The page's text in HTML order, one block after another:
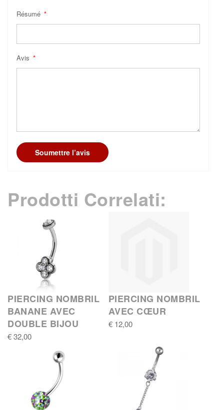
Résumé
Avis
Soumettre l’avis
Prodotti Correlati:
PIERCING NOMBRIL
BANANE AVEC
DOUBLE BIJOU
€ 32,00
PIERCING NOMBRIL
AVEC CŒUR
€ 12,00